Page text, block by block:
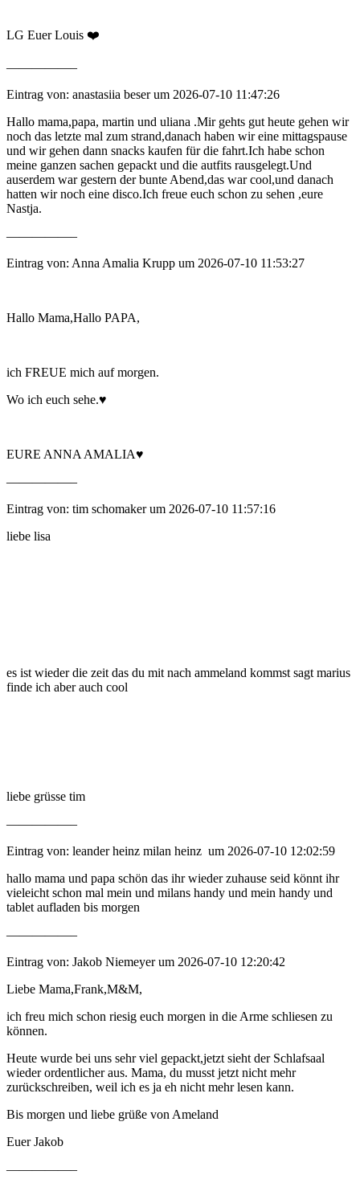
LG Euer Louis ❤️
—————–
Eintrag von: anastasiia beser um 2026-07-10 11:47:26
Hallo mama,papa, martin und uliana .Mir gehts gut heute gehen wir
noch das letzte mal zum strand,danach haben wir eine mittagspause
und wir gehen dann snacks kaufen für die fahrt.Ich habe schon
meine ganzen sachen gepackt und die autfits rausgelegt.Und
auserdem war gestern der bunte Abend,das war cool,und danach
hatten wir noch eine disco.Ich freue euch schon zu sehen ,eure
Nastja.
—————–
Eintrag von: Anna Amalia Krupp um 2026-07-10 11:53:27
Hallo Mama,Hallo PAPA,
ich FREUE mich auf morgen.
Wo ich euch sehe.♥
EURE ANNA AMALIA♥️
—————–
Eintrag von: tim schomaker um 2026-07-10 11:57:16
liebe lisa
es ist wieder die zeit das du mit nach ammeland kommst sagt marius
finde ich aber auch cool
liebe grüsse tim
—————–
Eintrag von: leander heinz milan heinz um 2026-07-10 12:02:59
hallo mama und papa schön das ihr wieder zuhause seid könnt ihr
vieleicht schon mal mein und milans handy und mein handy und
tablet aufladen bis morgen
—————–
Eintrag von: Jakob Niemeyer um 2026-07-10 12:20:42
Liebe Mama,Frank,M&M,
ich freu mich schon riesig euch morgen in die Arme schliesen zu
können.
Heute wurde bei uns sehr viel gepackt,jetzt sieht der Schlafsaal
wieder ordentlicher aus. Mama, du musst jetzt nicht mehr
zurückschreiben, weil ich es ja eh nicht mehr lesen kann.
Bis morgen und liebe grüße von Ameland
Euer Jakob
—————–